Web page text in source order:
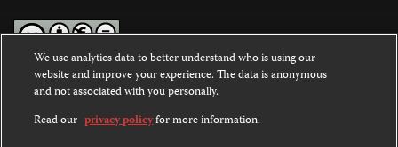
Except where noted, text on this website is licensed under a
Commons Attribution-NonCommercial-NoDerivatives 4.0
International License.
We use analytics data to better understand who is using our
website and improve your experience. The data is anonymous
and not associated with you personally.
Read our privacy policyfor more information.